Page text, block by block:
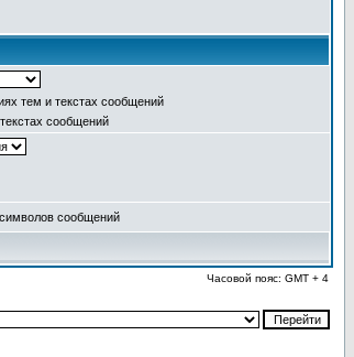
тем и текстах сообщений
сообщений
символов сообщений
Часовой пояс: GMT + 4